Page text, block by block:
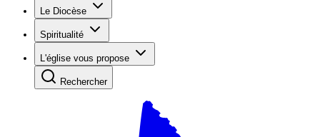
Le Diocèse
Spiritualité
L'église vous propose
Rechercher